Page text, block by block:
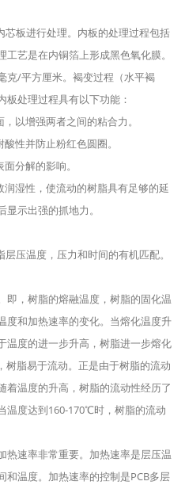
芯板进行处理。内板的处理过程包括
艺是在内铜箔上形成黑色氧化膜。
克/平方厘米。褐变过程（水平褐
处理过程具有以下功能：
以增强两者之间的粘合力。
性并防止粉红色圆圈。
分解的影响。
湿性，使流动的树脂具有足够的延
示出强的抓地力。
压温度，压力和时间的有机匹配。
即，树脂的熔融温度，树脂的固化温
度和加热速率的变化。当熔化温度升
度的进一步升高，树脂进一步熔化
脂易于流动。正是由于树脂的流动
着温度的升高，树脂的流动性经历了
温度达到160-170℃时，树脂的流动
热速率非常重要。加热速率是层压温
和温度。加热速率的控制是PCB多层